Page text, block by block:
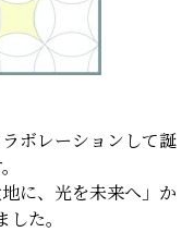
ボレーションして誕
に、光を未来へ」か
た。